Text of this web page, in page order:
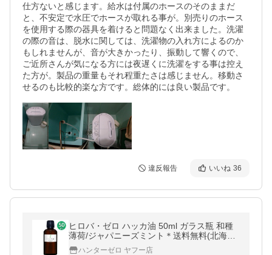
仕方ないと感じます。給水は付属のホースのそのままだ
と、不安定で水圧でホースが取れる事が。別売りのホース
を使用する際の器具を着けると問題なく出来ました。洗濯
の際の音は、脱水に関しては、洗濯物の入れ方によるのか
もしれませんが、音が大きかったり、振動して響くので、
ご近所さんが気になる方には夜遅くに洗濯をする事は控え
た方が。製品の重量もそれ程重たさは感じません。移動さ
せるのも比較的楽な方です。総体的には良い製品です。
違反報告 いいね 36
ヒロバ・ゼロ ハッカ油 50ml ガラス瓶 和種
薄荷/ジャパニーズミント＊送料無料(北海
道・沖縄・離島除く)
ハンターゼロ ヤフー店